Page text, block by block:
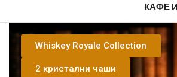
КАФЕ
Whiskey Royale Collection
2 кристални чаши